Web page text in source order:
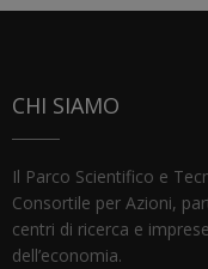
CHI SIAMO
Il Parco Scientifico e
Consortile per Azioni,
centri di ricerca e
dell’economia.